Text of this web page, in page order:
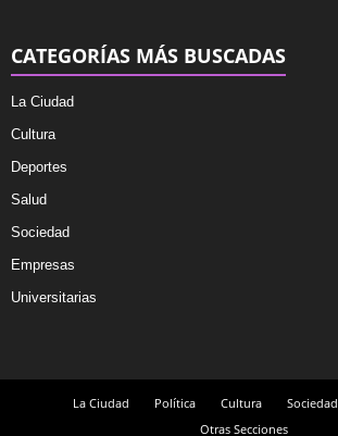
CATEGORÍAS MÁS BUSCADAS
La Ciudad
Cultura
Deportes
Salud
Sociedad
Empresas
Universitarias
La Ciudad Política Cultura Sociedad
Otras Secciones